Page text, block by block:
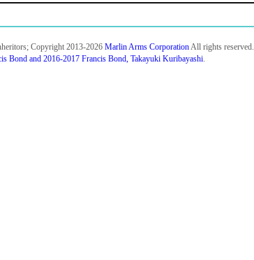
Copyright 2013-2026 Marlin Arms CorporationAll rights reserved.
Bond and 2016-2017 Francis Bond, Takayuki Kuribayashi.